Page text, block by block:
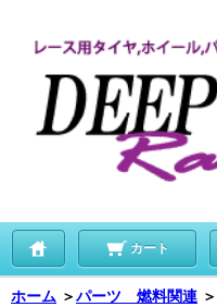
カート
ホーム ＞パーツ 燃料関連 ＞